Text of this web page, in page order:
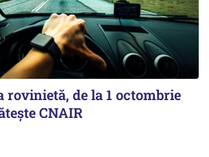
rovinietă, de la 1 octombrie
CNAIR